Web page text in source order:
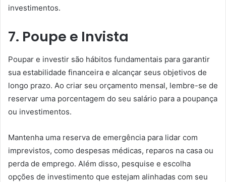
investimentos.
7. Poupe e Invista
Poupar e investir são hábitos fundamentais para garantir
sua estabilidade financeira e alcançar seus objetivos de
longo prazo. Ao criar seu orçamento mensal, lembre-se de
reservar uma porcentagem do seu salário para a poupança
ou investimentos.
Mantenha uma reserva de emergência para lidar com
imprevistos, como despesas médicas, reparos na casa ou
perda de emprego. Além disso, pesquise e escolha
opções de investimento que estejam alinhadas com seu